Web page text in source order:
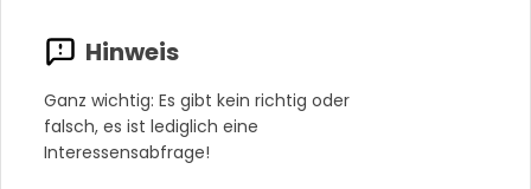
Ganz wichtig: Es gibt kein richtig oder
falsch, es ist lediglich eine
Interessensabfrage!